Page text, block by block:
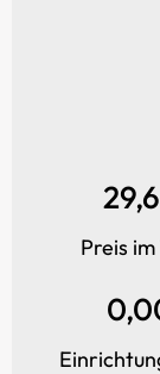
Preis im